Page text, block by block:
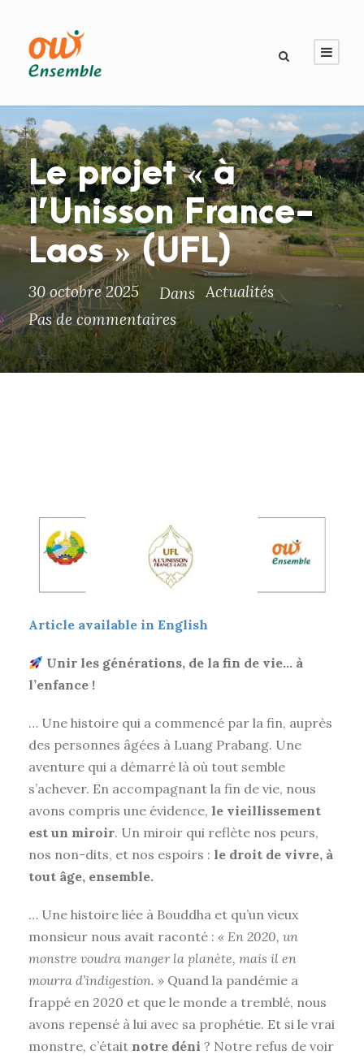
Le projet « à
l’Unisson France-
Laos » (UFL)
30 octobre 2025 Dans Actualités
Pas de commentaires
Article available in English
Unir les générations, de la fin de vie… à
l’enfance !
… Une histoire qui a commencé par la fin, auprès
des personnes âgées à Luang Prabang. Une
aventure qui a démarré là où tout semble
s’achever. En accompagnant la fin de vie, nous
avons compris une évidence, le vieillissement
est un miroir. Un miroir qui reflète nos peurs,
nos non-dits, et nos espoirs : le droit de vivre, à
tout âge, ensemble.
… Une histoire liée à Bouddha et qu’un vieux
monsieur nous avait raconté : « En 2020, un
monstre voudra manger la planète, mais il en
mourra d’indigestion. » Quand la pandémie a
frappé en 2020 et que le monde a tremblé, nous
avons repensé à lui avec sa prophétie. Et si le vrai
monstre, c’était notre déni ? Notre refus de voir